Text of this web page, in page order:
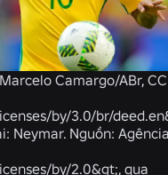
Camargo/ABr,
by/3.0/br/
Neymar. Nguồn:
by/2.0&gt;, qua